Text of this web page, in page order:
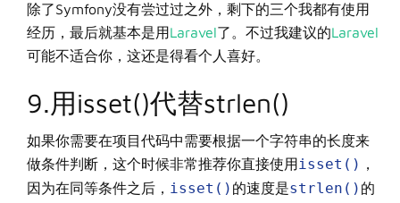
除了Symfony没有尝过过之外，剩下的三个我都有使用
经历，最后就基本是用Laravel了。不过我建议的Laravel
可能不适合你，这还是得看个人喜好。
9.用isset()代替strlen()
如果你需要在项目代码中需要根据一个字符串的长度来
做条件判断，这个时候非常推荐你直接使用isset() ，
因为在同等条件之后， isset() 的速度是strlen() 的